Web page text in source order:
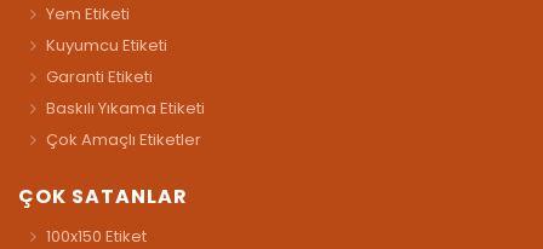
Yem Etiketi
Kuyumcu Etiketi
Garanti Etiketi
Baskılı Yıkama Etiketi
Çok Amaçlı Etiketler
ÇOK SATANLAR
100x150 Etiket